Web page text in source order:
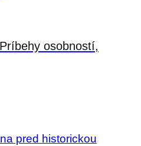
osobností,
pred historickou